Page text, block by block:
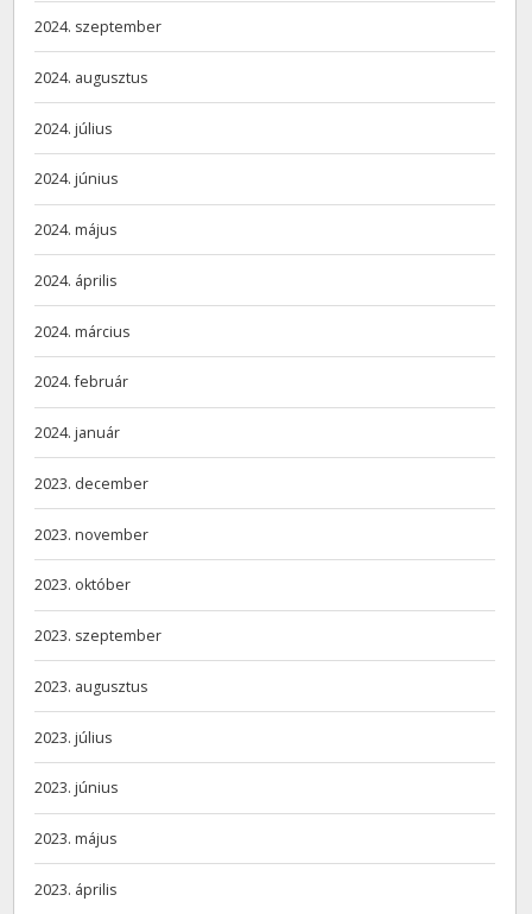
2024. szeptember
2024. augusztus
2024. július
2024. június
2024. május
2024. április
2024. március
2024. február
2024. január
2023. december
2023. november
2023. október
2023. szeptember
2023. augusztus
2023. július
2023. június
2023. május
2023. április